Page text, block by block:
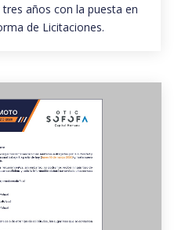
años con la puesta en
de Licitaciones.